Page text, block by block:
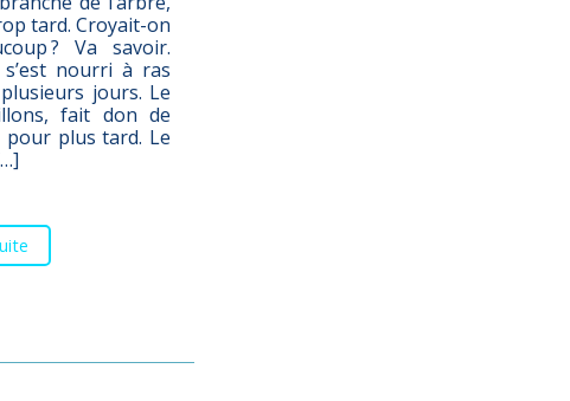
tard. Croyait-on
? Va savoir.
s’est nourri à ras
jours. Le
fait don de
plus tard. Le